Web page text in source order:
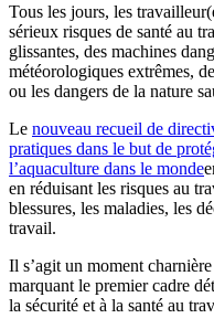
Tous les jours, les
sérieux risques de santé au
glissantes, des machines
météorologiques extrêmes,
ou les dangers de la nature
Le nouveau recueil de
pratiques dans le but de
l’aquaculture dans le monde
en réduisant les risques au
blessures, les maladies, les
travail.
Il s’agit un moment
marquant le premier cadre
la sécurité et à la santé au